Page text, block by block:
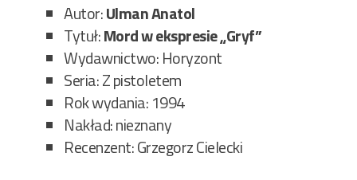
Autor:Ulman Anatol
Tytuł:Mord w ekspresie „Gryf”
Wydawnictwo: Horyzont
Seria: Z pistoletem
Rok wydania: 1994
Nakład: nieznany
Recenzent: Grzegorz Cielecki